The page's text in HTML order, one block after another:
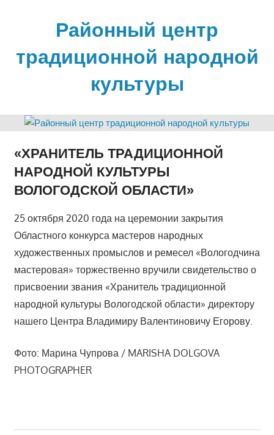
Районный центр
традиционной народной
культуры
«ХРАНИТЕЛЬ ТРАДИЦИОННОЙ
НАРОДНОЙ КУЛЬТУРЫ
ВОЛОГОДСКОЙ ОБЛАСТИ»
25 октября 2020 года на церемонии закрытия
Областного конкурса мастеров народных
художественных промыслов и ремесел «Вологодчина
мастеровая» торжественно вручили свидетельство о
присвоении звания «Хранитель традиционной
народной культуры Вологодской области» директору
нашего Центра Владимиру Валентиновичу Егорову.
Фото: Марина Чупрова / MARISHA DOLGOVA
PHOTOGRAPHER